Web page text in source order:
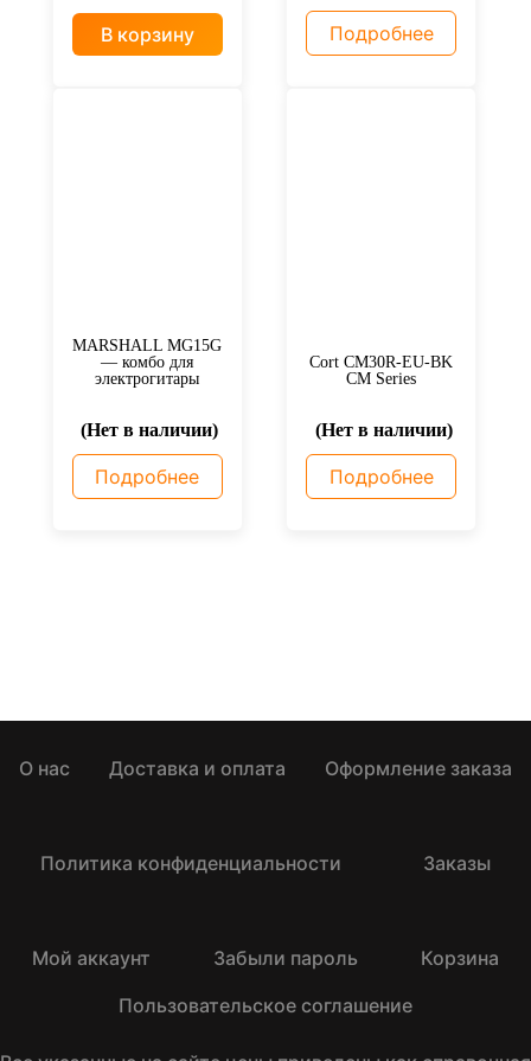
В корзину Подробнее
MARSHALL MG15G
— комбо для
электрогитары
(Нет в наличии)
Подробнее
Cort CM30R-EU-BK
CM Series
(Нет в наличии)
Подробнее
О нас Доставка и оплата Оформление заказа
Политика конфиденциальности Заказы
Мой аккаунт Забыли пароль
Корзина
Пользовательское соглашение